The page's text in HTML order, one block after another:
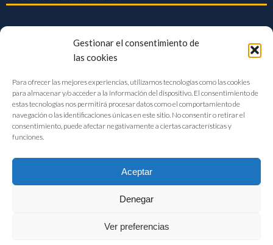
Gestionar el consentimiento de
las cookies
Para ofrecer las mejores experiencias, utilizamos tecnologías como las cookies
para almacenar y/o acceder a la información del dispositivo. El consentimiento de
estas tecnologías nos permitirá procesar datos como el comportamiento de
navegación o las identificaciones únicas en este sitio. No consentir o retirar el
consentimiento, puede afectar negativamente a ciertas características y
funciones.
Aceptar
Denegar
Ver preferencias
FIAB Federación Española de Industrias de la Alimentación y Bebidas